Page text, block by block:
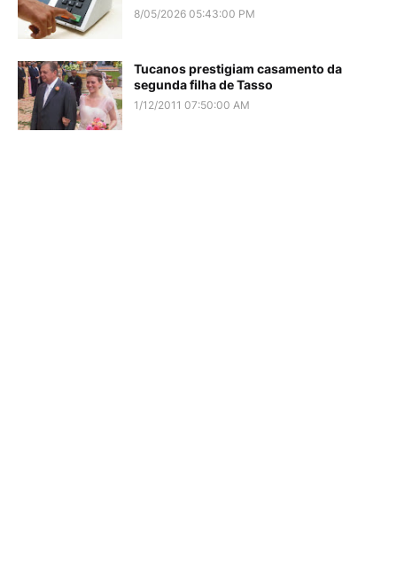
8/05/2026 05:43:00 PM
Tucanos prestigiam casamento da
segunda filha de Tasso
1/12/2011 07:50:00 AM